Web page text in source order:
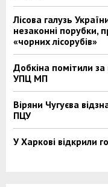
Лісова галузь
незаконні порубки,
«чорних лісорубів»
Добкіна помітили
УПЦ МП
Віряни Чугуєва
ПЦУ
У Харкові відкрили